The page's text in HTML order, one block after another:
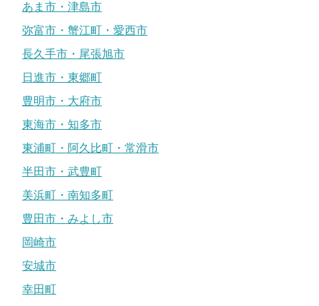
あま市・津島市
弥富市・蟹江町・愛西市
長久手市・尾張旭市
日進市・東郷町
豊明市・大府市
東海市・知多市
東浦町・阿久比町・常滑市
半田市・武豊町
美浜町・南知多町
豊田市・みよし市
岡崎市
安城市
幸田町